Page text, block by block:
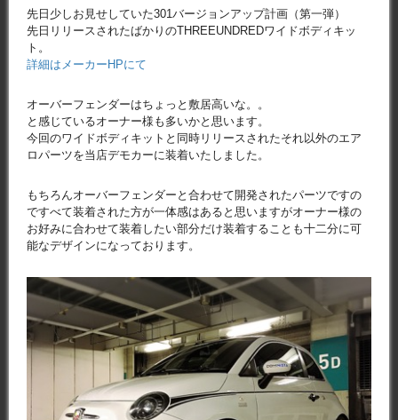
先日少しお見せしていた301バージョンアップ計画（第一弾）
先日リリースされたばかりのTHREEUNDREDワイドボディキッ
ト。
詳細はメーカーHPにて
オーバーフェンダーはちょっと敷居高いな。。
と感じているオーナー様も多いかと思います。
今回のワイドボディキットと同時リリースされたそれ以外のエア
ロパーツを当店デモカーに装着いたしました。
もちろんオーバーフェンダーと合わせて開発されたパーツですの
ですべて装着された方が一体感はあると思いますがオーナー様の
お好みに合わせて装着したい部分だけ装着することも十二分に可
能なデザインになっております。